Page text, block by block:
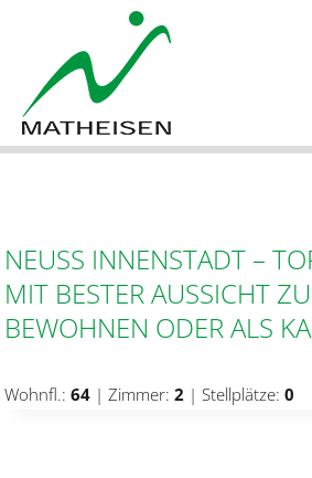
springen
NEUSS INNENSTADT –
MIT BESTER AUSSICHT
BEWOHNEN ODER ALS
Wohnfl.: 64 | Zimmer: 2 | Stellplätze: 0